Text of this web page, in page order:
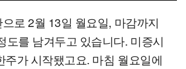
일반배속
로 2월 13일 월요일, 마감까지
도를 남겨두고 있습니다. 미증시
주가 시작됐고요. 마침 월요일에